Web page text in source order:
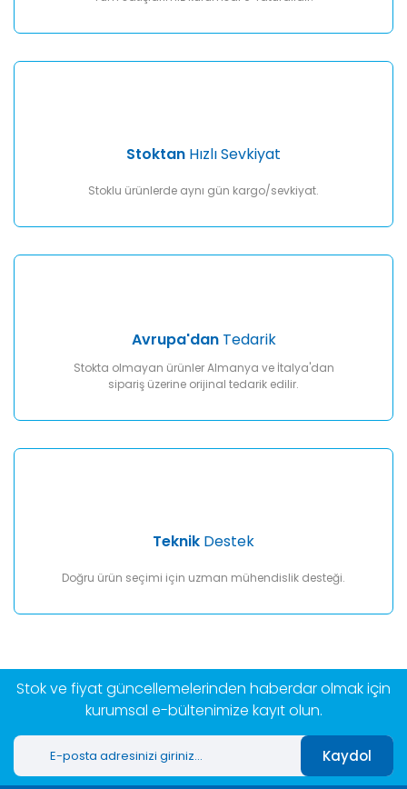
Stoktan Hızlı Sevkiyat
Stoklu ürünlerde aynı gün kargo/sevkiyat.
Avrupa'danTedarik
Stokta olmayan ürünler Almanya ve İtalya'dan
sipariş üzerine orijinal tedarik edilir.
Teknik Destek
Doğru ürün seçimi için uzman mühendislik desteği.
Stok ve fiyat güncellemelerinden haberdar olmak için
kurumsal e-bültenimize kayıt olun.
Kaydol